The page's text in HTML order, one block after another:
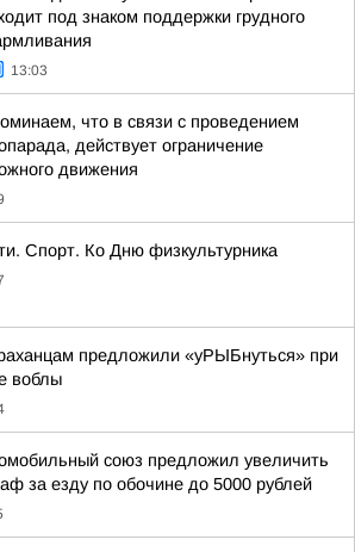
под знаком поддержки грудного
13:03
что в связи с проведением
действует ограничение
движения
Спорт. Ко Дню физкультурника
предложили «уРЫБнуться» при
воблы
союз предложил увеличить
за езду по обочине до 5000 рублей